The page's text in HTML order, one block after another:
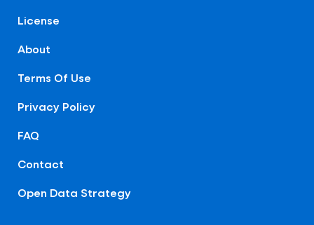
License
About
Terms Of Use
Privacy Policy
FAQ
Contact
Open Data Strategy